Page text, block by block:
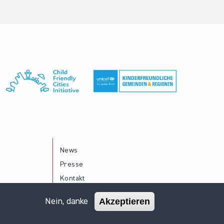
News
Presse
Kontakt
Impressum Datenschutz
Nein, danke Akzeptieren